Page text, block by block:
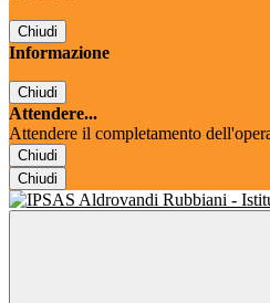
Chiudi
Informazione
Chiudi
Attendere...
Attendere il completamento
Chiudi
Chiudi